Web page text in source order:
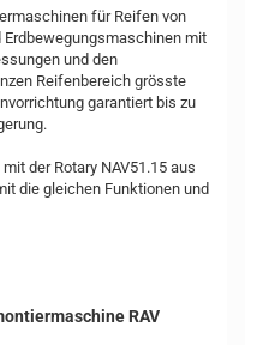
für Reifen von
mit
und den
Reifenbereich grösste
garantiert bis zu
der Rotary NAV51.15 aus
die gleichen Funktionen und
RAV